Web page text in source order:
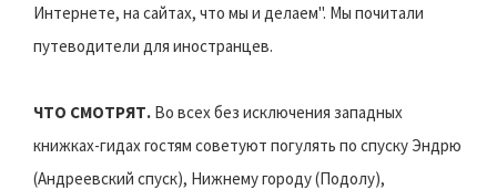
Интернете, на сайтах, что мы и делаем". Мы почитали
путеводители для иностранцев.
ЧТО СМОТРЯТ. Во всех без исключения западных
книжках-гидах гостям советуют погулять по спуску Эндрю
(Андреевский спуск), Нижнему городу (Подолу),